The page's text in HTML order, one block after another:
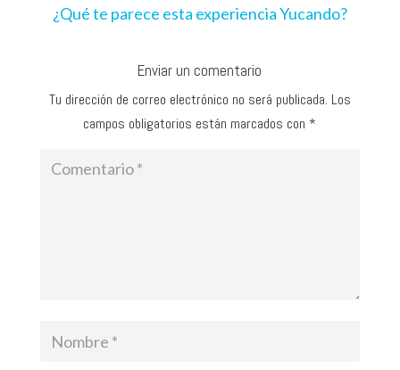
¿Qué te parece esta experiencia Yucando?
Enviar un comentario
Tu dirección de correo electrónico no será publicada. Los
campos obligatorios están marcados con *